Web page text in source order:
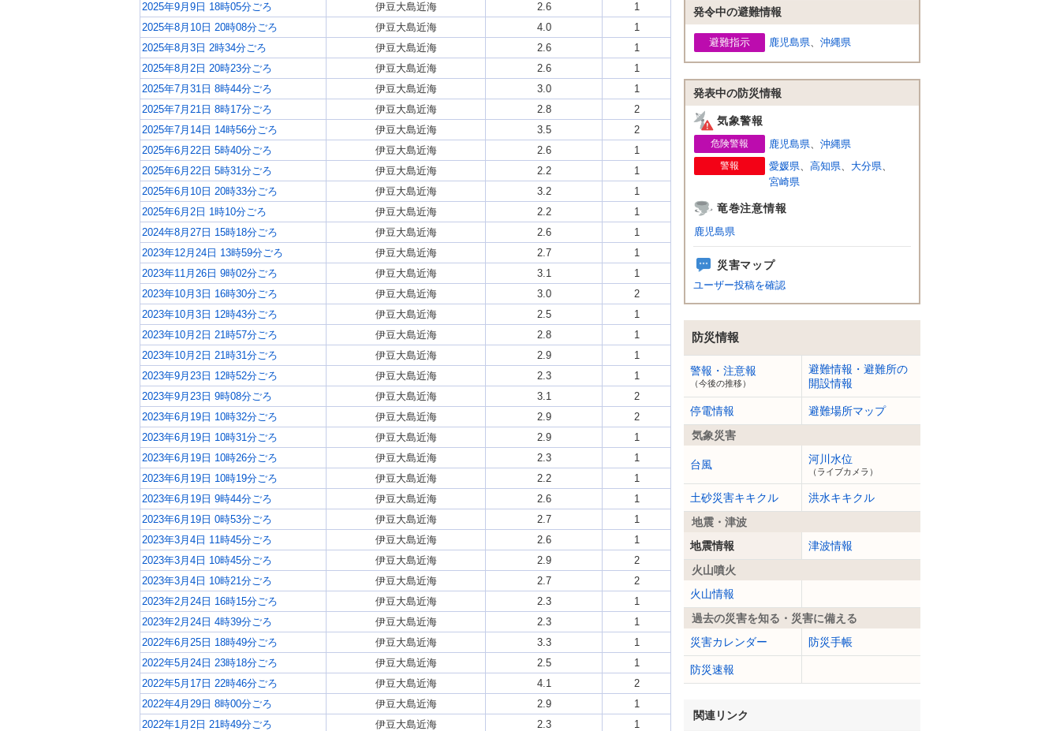
2025年9月9日 18時05分ごろ
伊豆大島近海 2.6
1
2025年8月10日 20時08分ごろ
伊豆大島近海 4.0
1
2025年8月3日 2時34分ごろ
伊豆大島近海 2.6
1
2025年8月2日 20時23分ごろ
伊豆大島近海 2.6
1
2025年7月31日 8時44分ごろ
伊豆大島近海 3.0
1
2025年7月21日 8時17分ごろ
伊豆大島近海 2.8
2
2025年7月14日 14時56分ごろ
伊豆大島近海 3.5
2
2025年6月22日 5時40分ごろ
伊豆大島近海 2.6
1
2025年6月22日 5時31分ごろ
伊豆大島近海 2.2
1
2025年6月10日 20時33分ごろ
伊豆大島近海 3.2
1
2025年6月2日 1時10分ごろ
伊豆大島近海 2.2
1
2024年8月27日 15時18分ごろ
伊豆大島近海 2.6
1
2023年12月24日 13時59分ごろ
伊豆大島近海 2.7
1
2023年11月26日 9時02分ごろ
伊豆大島近海 3.1
1
2023年10月3日 16時30分ごろ
伊豆大島近海 3.0
2
2023年10月3日 12時43分ごろ
伊豆大島近海 2.5
1
2023年10月2日 21時57分ごろ
伊豆大島近海 2.8
1
2023年10月2日 21時31分ごろ
伊豆大島近海 2.9
1
2023年9月23日 12時52分ごろ
伊豆大島近海 2.3
1
2023年9月23日 9時08分ごろ
伊豆大島近海 3.1
2
2023年6月19日 10時32分ごろ
伊豆大島近海 2.9
2
2023年6月19日 10時31分ごろ
伊豆大島近海 2.9
1
2023年6月19日 10時26分ごろ
伊豆大島近海 2.3
1
2023年6月19日 10時19分ごろ
伊豆大島近海 2.2
1
2023年6月19日 9時44分ごろ
伊豆大島近海 2.6
1
2023年6月19日 0時53分ごろ
伊豆大島近海 2.7
1
2023年3月4日 11時45分ごろ
伊豆大島近海 2.6
1
2023年3月4日 10時45分ごろ
伊豆大島近海 2.9
2
2023年3月4日 10時21分ごろ
伊豆大島近海 2.7
2
2023年2月24日 16時15分ごろ
伊豆大島近海 2.3
1
2023年2月24日 4時39分ごろ
伊豆大島近海 2.3
1
2022年6月25日 18時49分ごろ
伊豆大島近海 3.3
1
2022年5月24日 23時18分ごろ
伊豆大島近海 2.5
1
2022年5月17日 22時46分ごろ
伊豆大島近海 4.1
2
2022年4月29日 8時00分ごろ
伊豆大島近海 2.9
1
2022年1月2日 21時49分ごろ
伊豆大島近海 2.3
1
発令中の避難情報
避難指示 鹿児島県、 沖縄県
発表中の防災情報
気象警報
危険警報 鹿児島県、 沖縄県
警報 愛媛県、 高知県、 大分県、
宮崎県
竜巻注意情報
鹿児島県
災害マップ
ユーザー投稿を確認
防災情報
警報・注意報
（今後の推移）
避難情報・避難所の
開設情報
停電情報
避難場所マップ
気象災害
台風 河川水位
（ライブカメラ）
土砂災害キキクル
洪水キキクル
地震・津波
地震情報
津波情報
火山噴火
火山情報
過去の災害を知る・災害に備える
災害カレンダー
防災手帳
防災速報
関連リンク